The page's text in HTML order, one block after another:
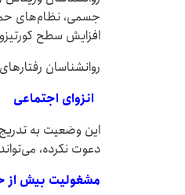
جسمی، نظام‌های
افزایش سطح
روانشناسان
انزوای اجتماعی
این وضعیت به
دعوت نکرده،
مشغولیت بیش ‌از